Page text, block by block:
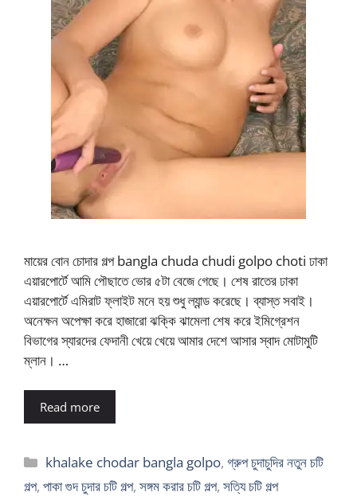
মায়ের বোন চোদার গল্প bangla chuda chudi golpo choti ঢাকা
এয়ারপোর্টে আমি পৌছাতে ভোর ৫টা বেজে গেছে। শেষ রাতের ঢাকা
এয়ারপোর্টে এমিরাট ফ্লাইট মনে হয় শুধু ল্যান্ড করেছে। ব্যাস্ত সবাই।
অনেক্ষন অপেক্ষা করে হাজারো ঝক্কি ঝামেলা শেষ করে ইমিগ্রেশন
বিভাগের স্যারদের ফেদানী খেয়ে খেয়ে আমার দেশে আসার স্বাদ মোটামুটি
ম্লান। …
Read more
Categories
khalake chodar bangla golpo,গ্রুপ চুদাচুদির নতুন চটি
গল্প, পাকা গুদ চুদার চটি গল্প, সঙ্গম করার চটি গল্প, সত্যি চটি গল্প